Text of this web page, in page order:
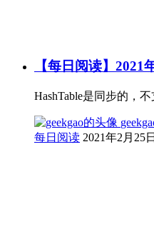
【每日阅读】2021
HashTable是同步的，
每日阅读 2021年2月25日